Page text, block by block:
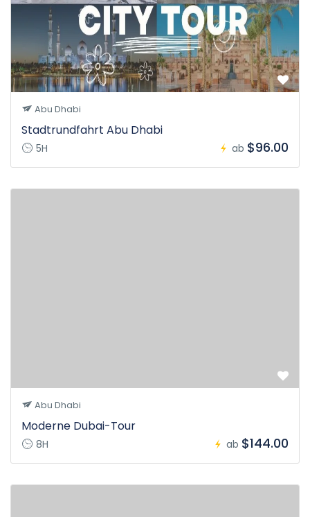
Abu Dhabi
Stadtrundfahrt Abu Dhabi
5H ab $96.00
Abu Dhabi
Moderne Dubai-Tour
8H ab $144.00